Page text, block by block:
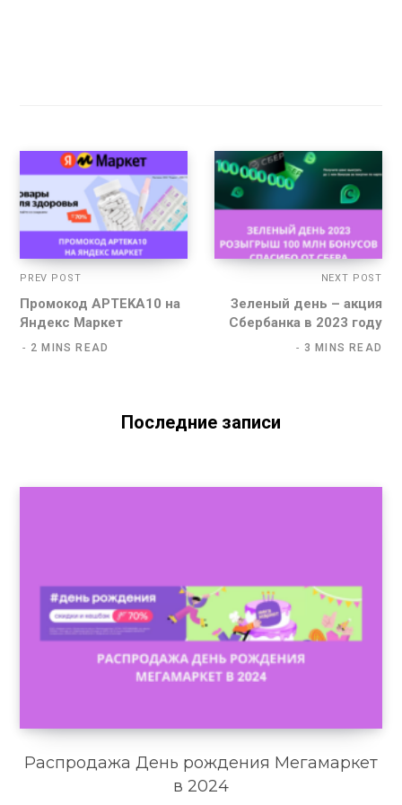
PREV POST
Промокод APTEKA10 на
Яндекс Маркет
2 MINS READ
NEXT POST
Зеленый день – акция
Сбербанка в 2023 году
3 MINS READ
Последние записи
Распродажа День рождения Мегамаркет
в 2024